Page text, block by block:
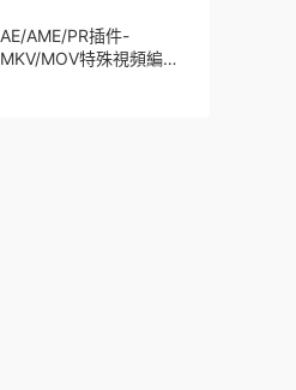
AE/AME/PR插件-
MKV/MOV特殊視頻編碼